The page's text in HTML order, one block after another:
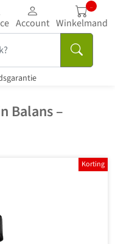
Account
...
Winkelmand
Balans –
Korting